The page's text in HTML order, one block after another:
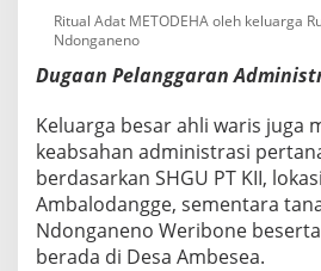
Ritual Adat METODEHA oleh keluarga
Ndonganeno
Dugaan Pelanggaran
Keluarga besar ahli waris juga
keabsahan administrasi
berdasarkan SHGU PT KII,
Ambalodangge, sementara
Ndonganeno Weribone
berada di Desa Ambesea.